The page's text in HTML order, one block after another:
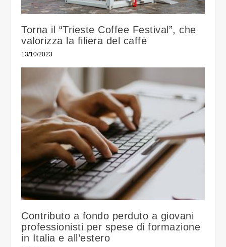
Torna il “Trieste Coffee Festival”, che
valorizza la filiera del caffè
13/10/2023
Contributo a fondo perduto a giovani
professionisti per spese di formazione
in Italia e all’estero